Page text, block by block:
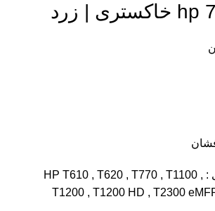
مخصوص پلاترهای : HP T610 , T620 , T770 , T1100 ,
T1200 , T1200 HD , T2300